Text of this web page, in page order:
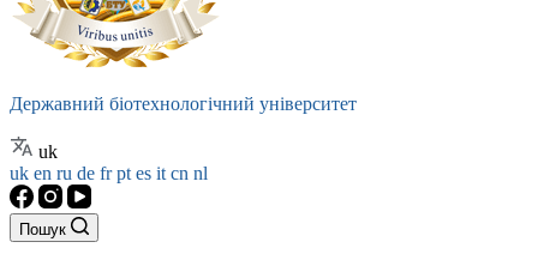
Державний біотехнологічний університет
uk
uk en ru de frpt es it cn nl
Пошук